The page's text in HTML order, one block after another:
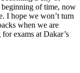
beginning of time, now
I hope we won’t turn
when we are
exams at Dakar’s